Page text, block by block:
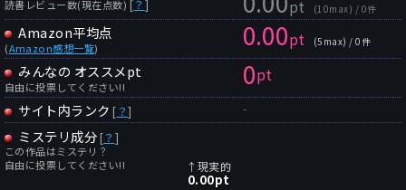
読書レビュー数(現在点数) [？ ] pt (10max) / 0件
Amazon平均点
(Amazon感想一覧) 0.00pt (5max) / 0件
みんなの オススメpt
自由に投票してください!! 0pt
サイト内ランク [ ？] -
ミステリ成分 [？ ]
この作品はミステリ？
自由に投票してください!!
↑現実的
0.00pt